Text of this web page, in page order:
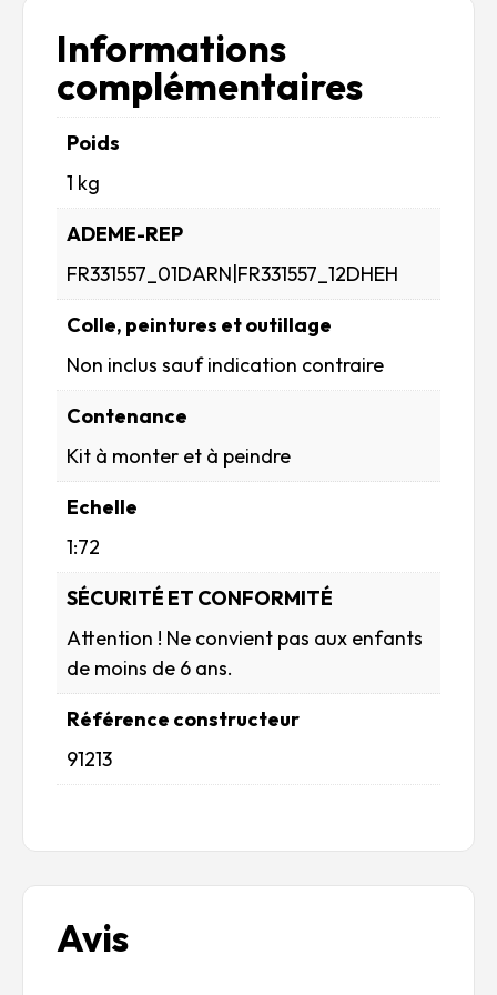
Informations
complémentaires
Poids
1 kg
ADEME-REP
FR331557_01DARN|FR331557_12DHEH
Colle, peintures et outillage
Non inclus sauf indication contraire
Contenance
Kit à monter et à peindre
Echelle
1:72
SÉCURITÉ ET CONFORMITÉ
Attention ! Ne convient pas aux enfants
de moins de 6 ans.
Référence constructeur
91213
Avis